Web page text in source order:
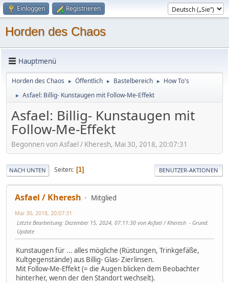
Einloggen Registrieren
Horden des Chaos
Hauptmenü
Horden des Chaos ► Öffentlich ► Bastelbereich ► How To's
► Asfael: Billig- Kunstaugen mit Follow-Me-Effekt
Asfael: Billig- Kunstaugen mit
Follow-Me-Effekt
Begonnen von Asfael / Kheresh, Mai 30, 2018, 20:07:31
NACH UNTEN Seiten 1 BENUTZER-AKTIONEN
Asfael / Kheresh Mitglied
Mai 30, 2018, 20:07:31
Letzte Bearbeitung: Dezember 15, 2024, 07:11:30 von Asfael / Kheresh Grund:
Update
Kunstaugen für ... alles mögliche (Rüstungen, Trinkgefäße,
Kultgegenstände) aus Billig- Glas- Zierlinsen.
Mit Follow-Me-Effekt (= die Augen blicken dem Beobachter
hinterher, wenn der den Standort wechselt).